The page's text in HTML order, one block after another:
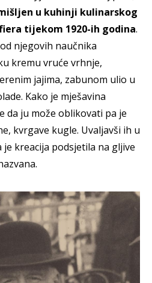
u kuhinji kulinarskog
tijekom 1920-ih godina.
njegovih naučnika
kremu vruće vrhnje,
jajima, zabunom ulio u
Kako je mješavina
da ju može oblikovati pa je
kvrgave kugle. Uvaljavši ih u
kreacija podsjetila na gljive